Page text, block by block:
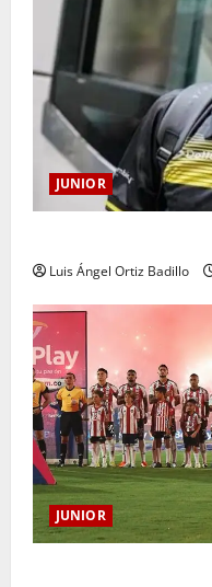
JUNIOR
Luis Ángel Ortiz Badillo
JUNIOR